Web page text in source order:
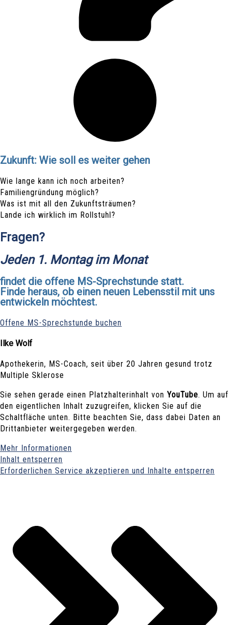
Zukunft: Wie soll es weiter gehen
Wie lange kann ich noch arbeiten?
Familiengründung möglich?
Was ist mit all den Zukunftsträumen?
Lande ich wirklich im Rollstuhl?
Fragen?
Jeden 1. Montag im Monat
findet die offene MS-Sprechstunde statt.
Finde heraus, ob einen neuen Lebensstil mit uns
entwickeln möchtest.
Offene MS-Sprechstunde buchen
Ilke Wolf
Apothekerin, MS-Coach, seit über 20 Jahren gesund trotz
Multiple Sklerose
Sie sehen gerade einen Platzhalterinhalt von YouTube. Um auf
den eigentlichen Inhalt zuzugreifen, klicken Sie auf die
Schaltfläche unten. Bitte beachten Sie, dass dabei Daten an
Drittanbieter weitergegeben werden.
Mehr Informationen
Inhalt entsperren
Erforderlichen Service akzeptieren und Inhalte entsperren